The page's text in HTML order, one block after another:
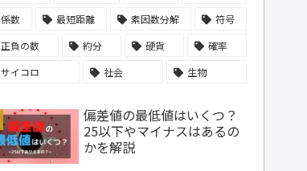
係数
最短距離 素因数分解
符号
正負の数
約分 硬貨
確率
サイコロ
社会 生物
偏差値の最低値はいくつ？
25以下やマイナスはあるの
かを解説